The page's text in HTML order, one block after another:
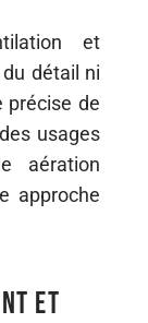
et
détail ni
précise de
usages
aération
approche
et